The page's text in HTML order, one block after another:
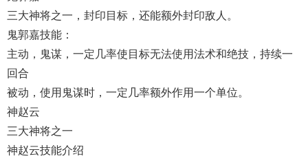
三大神将之一，封印目标，还能额外封印敌人。
鬼郭嘉技能：
主动，鬼谋，一定几率使目标无法使用法术和绝技，持续一
回合
被动，使用鬼谋时，一定几率额外作用一个单位。
神赵云
三大神将之一
神赵云技能介绍